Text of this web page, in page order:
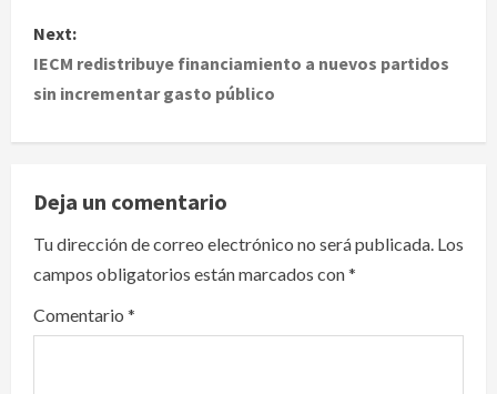
t
n
a
v
i
g
a
Next:
IECM redistribuye financiamiento a nuevos partidos
sin incrementar gasto público
Deja un comentario
Tu dirección de correo electrónico no será publicada. Los
campos obligatorios están marcados con*
Comentario *